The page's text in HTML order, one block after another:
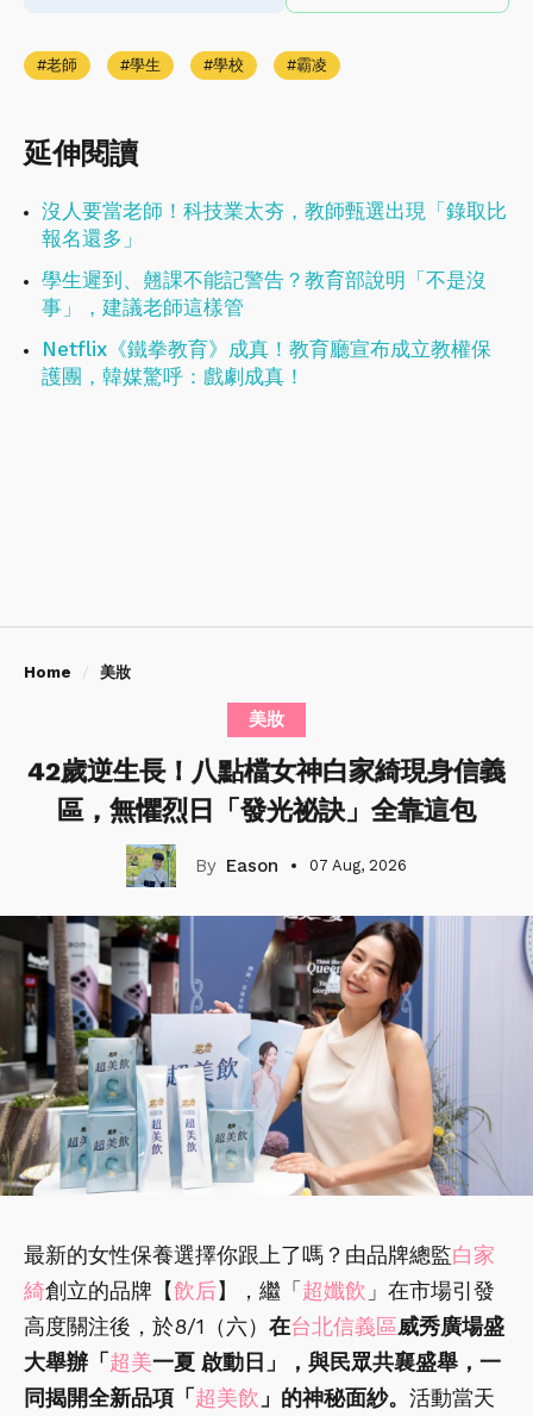
老師 學生 學校 霸凌
延伸閱讀
沒人要當老師！科技業太夯，教師甄選出現「錄取比
報名還多」
學生遲到、翹課不能記警告？教育部說明「不是沒
事」，建議老師這樣管
Netflix《鐵拳教育》成真！教育廳宣布成立教權保
護團，韓媒驚呼：戲劇成真！
Home 美妝
美妝
42歲逆生長！八點檔女神白家綺現身信義
區，無懼烈日「發光祕訣」全靠這包
Eason 07 Aug, 2026
最新的女性保養選擇你跟上了嗎？由品牌總監白家
綺創立的品牌【飲后】，繼「超孅飲 」在市場引發
高度關注後，於8/1（六） 在台北信義區威秀廣場盛
大舉辦「超美一夏 啟動日」，與民眾共襄盛舉，一
同揭開全新品項「超美飲 」的神秘面紗。 活動當天